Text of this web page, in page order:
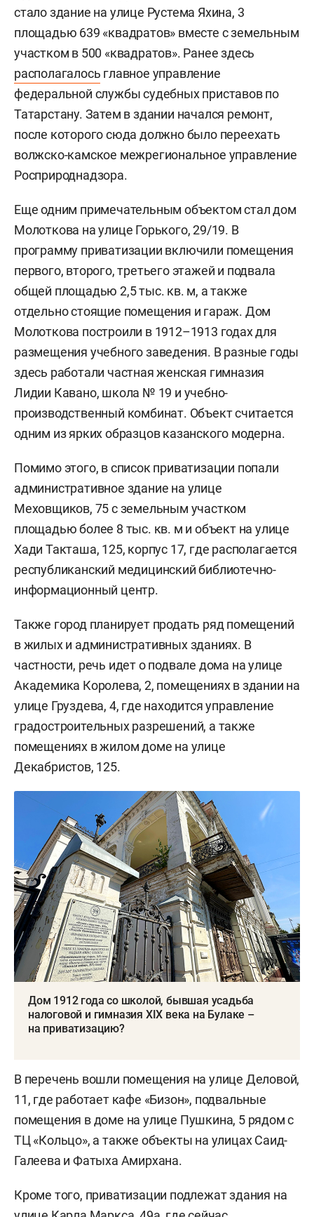
стало здание на улице Рустема Яхина, 3
площадью 639 «квадратов» вместе с земельным
участком в 500 «квадратов». Ранее здесь
располагалось главное управление
федеральной службы судебных приставов по
Татарстану. Затем в здании начался ремонт,
после которого сюда должно было переехать
волжско-камское межрегиональное управление
Росприроднадзора.
Еще одним примечательным объектом стал дом
Молоткова на улице Горького, 29/19. В
программу приватизации включили помещения
первого, второго, третьего этажей и подвала
общей площадью 2,5 тыс. кв. м, а также
отдельно стоящие помещения и гараж. Дом
Молоткова построили в 1912–1913 годах для
размещения учебного заведения. В разные годы
здесь работали частная женская гимназия
Лидии Кавано, школа № 19 и учебно-
производственный комбинат. Объект считается
одним из ярких образцов казанского модерна.
Помимо этого, в список приватизации попали
административное здание на улице
Меховщиков, 75 с земельным участком
площадью более 8 тыс. кв. м и объект на улице
Хади Такташа, 125, корпус 17, где располагается
республиканский медицинский библиотечно-
информационный центр.
Также город планирует продать ряд помещений
в жилых и административных зданиях. В
частности, речь идет о подвале дома на улице
Академика Королева, 2, помещениях в здании на
улице Груздева, 4, где находится управление
градостроительных разрешений, а также
помещениях в жилом доме на улице
Декабристов, 125.
Дом 1912 года со школой, бывшая усадьба
налоговой и гимназия XIX века на Булаке –
на приватизацию?
В перечень вошли помещения на улице Деловой,
11, где работает кафе «Бизон», подвальные
помещения в доме на улице Пушкина, 5 рядом с
ТЦ «Кольцо», а также объекты на улицах Саид-
Галеева и Фатыха Амирхана.
Кроме того, приватизации подлежат здания на